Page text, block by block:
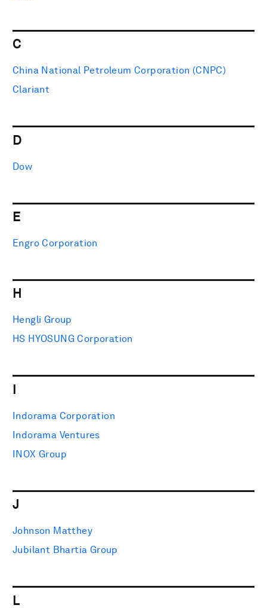
C
China National Petroleum Corporation (CNPC)
Clariant
D
Dow
E
Engro Corporation
H
Hengli Group
HS HYOSUNG Corporation
I
Indorama Corporation
Indorama Ventures
INOX Group
J
Johnson Matthey
Jubilant Bhartia Group
L